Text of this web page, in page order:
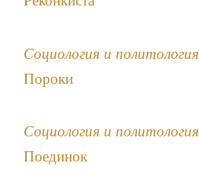
Социология и политология
Пороки
Социология и политология
Поединок